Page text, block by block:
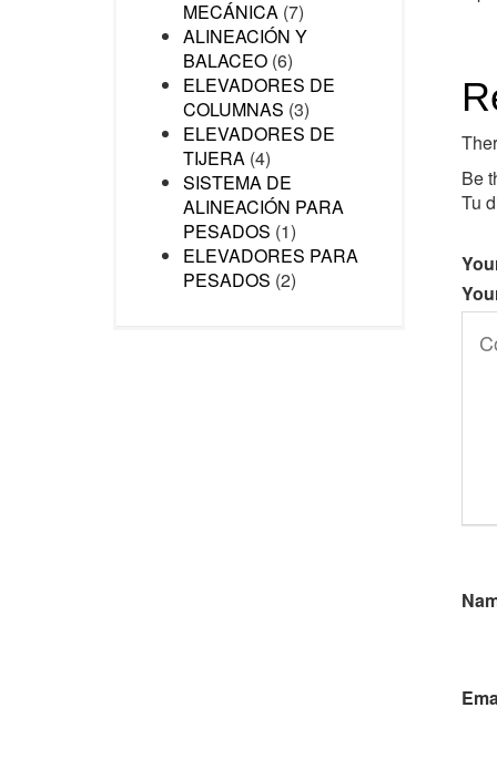
MECÁNICA (7)
ALINEACIÓN Y
BALACEO (6)
ELEVADORES DE
COLUMNAS (3)
ELEVADORES DE
TIJERA (4)
SISTEMA DE
ALINEACIÓN PARA
PESADOS (1)
ELEVADORES PARA
PESADOS (2)
Be
Tu